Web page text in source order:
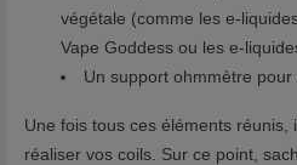
végétale (comme les e-
Vape Goddess ou les e-
Un support ohmmètre
Une fois tous ces éléments réunis,
réaliser vos coils. Sur ce point,